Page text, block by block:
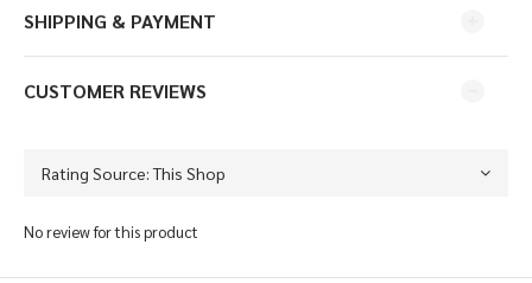
SHIPPING & PAYMENT
CUSTOMER REVIEWS
No review for this product